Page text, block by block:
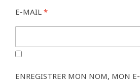
E-MAIL *
ENREGISTRER MON NOM, MON